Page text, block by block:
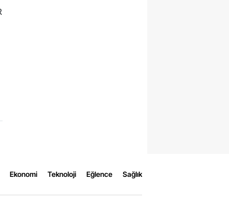
Ekonomi Teknoloji Eğlence Sağlık